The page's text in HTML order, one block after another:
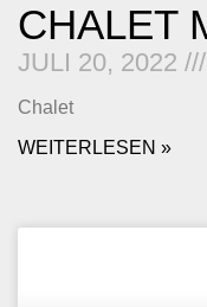
CHALET
JULI 20, 2022
Chalet
WEITERLESEN »